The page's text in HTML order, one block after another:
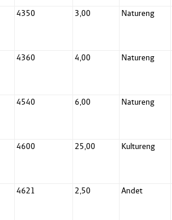
4350 3,00 Natureng
4360 4,00 Natureng
4540 6,00 Natureng
4600 25,00 Kultureng
4621 2,50 Andet